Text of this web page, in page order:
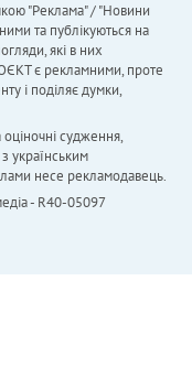
"Реклама" / "Новини
та публікуються на
які в них
є рекламними, проте
і поділяє думки,
оціночні судження,
українським
несе рекламодавець.
- R40-05097